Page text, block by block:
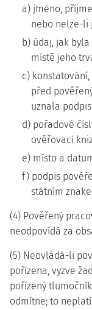
a) jméno,
nebo nelze-li
b) údaj, jak
místě jeho
c)
před
uznala
d) pořadové
ověřovací
e) místo a
f) podpis
státním
(4) Pověřený
neodpovídá za
(5) Neovládá-li
pořízena, vyzve
pořízený
odmítne; to